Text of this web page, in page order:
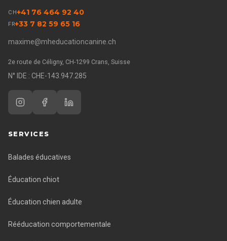
CH+41 76 464 92 40
FR+33 7 82 59 65 16
maxime@mheducationcanine.ch
2e route de Céligny, CH-1299 Crans, Suisse
N° IDE : CHE-143.947.285
SERVICES
Balades éducatives
Éducation chiot
Éducation chien adulte
Rééducation comportementale